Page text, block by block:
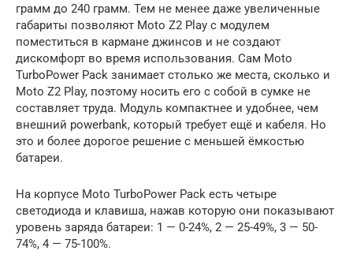
грамм до 240 грамм. Тем не менее даже увеличенные
габариты позволяют Moto Z2 Play с модулем
поместиться в кармане джинсов и не создают
дискомфорт во время использования. Сам Moto
TurboPower Pack занимает столько же места, сколько и
Moto Z2 Play, поэтому носить его с собой в сумке не
составляет труда. Модуль компактнее и удобнее, чем
внешний powerbank, который требует ещё и кабеля. Но
это и более дорогое решение с меньшей ёмкостью
батареи.
На корпусе Moto TurboPower Pack есть четыре
светодиода и клавиша, нажав которую они показывают
уровень заряда батареи: 1 — 0-24%, 2 — 25-49%, 3 — 50-
74%, 4 — 75-100%.